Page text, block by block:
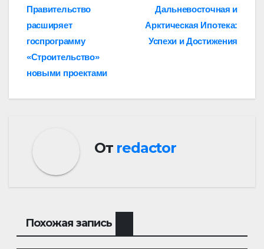
Навигация
по
записям
Дальневосточная и
Арктическая Ипотека:
Успехи и Достижения
Правительство
расширяет
госпрограмму
«Строительство»
новыми проектами
От redactor
Похожая запись